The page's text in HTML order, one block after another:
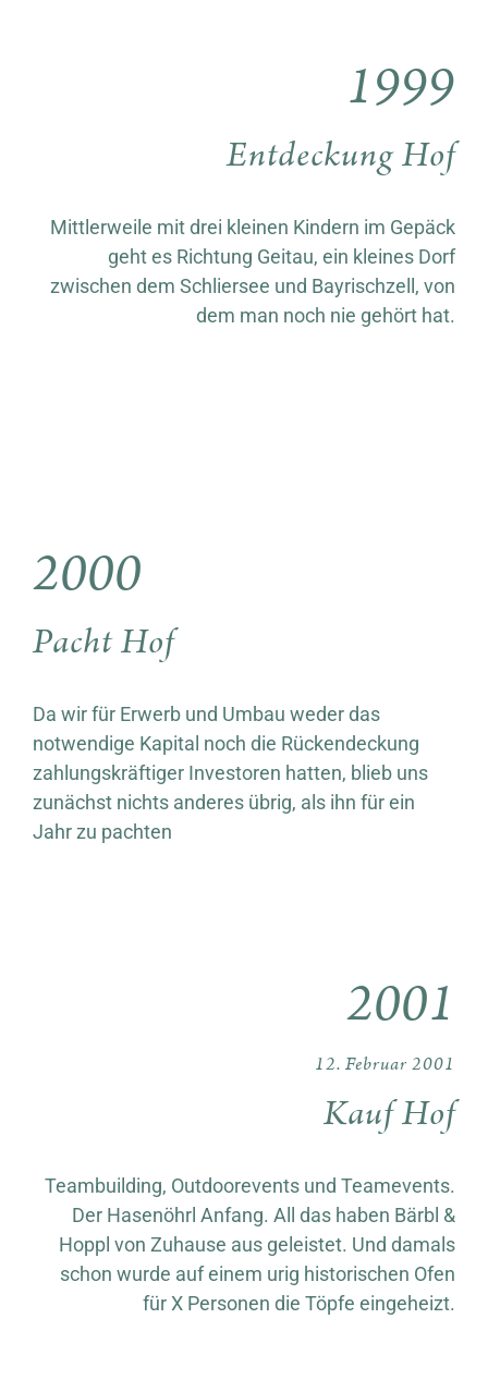
1999
Entdeckung Hof
Mittlerweile mit drei kleinen Kindern im ­Gepäck
geht es Richtung Geitau, ein kleines Dorf
zwischen dem Schliersee und Bayrischzell, von
dem man noch nie gehört hat.
2000
Pacht Hof
Da wir für Erwerb und Umbau weder das
notwendige Kapital noch die Rückendeckung
zahlungskräftiger Investoren hatten, blieb uns
zunächst nichts anderes übrig, als ihn für ein
Jahr zu pachten
2001
12. Februar 2001
Kauf Hof
Teambuilding, Outdoorevents und Teamevents.
Der Hasenöhrl Anfang. All das haben Bärbl &
Hoppl von Zuhause aus geleistet. Und damals
schon wurde auf einem urig historischen Ofen
für X Personen die Töpfe eingeheizt.